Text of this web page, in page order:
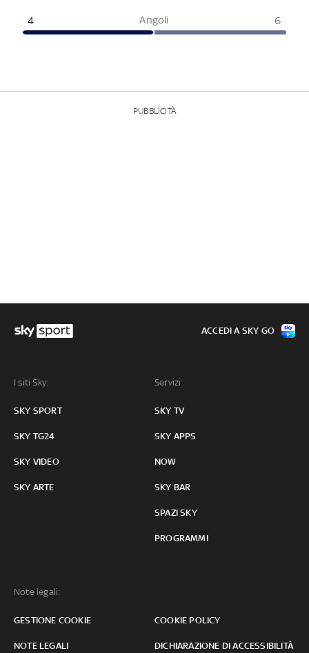
Angoli
4 6
PUBBLICITÀ
I siti Sky:
SKY SPORT
SKY TG24
SKY VIDEO
SKY ARTE
Servizi:
SKY TV
SKY APPS
NOW
SKY BAR
SPAZI SKY
PROGRAMMI
Note legali:
GESTIONE COOKIE COOKIE POLICY
NOTE LEGALI DICHIARAZIONE DI ACCESSIBILITÀ
ACCEDI A SKY GO